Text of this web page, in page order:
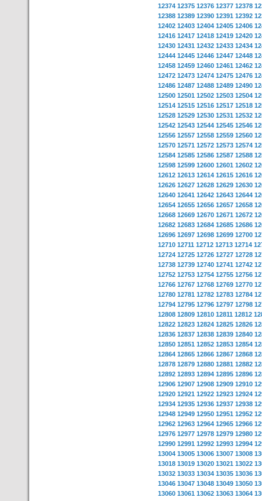
12374 12375 12376 12377 12378
12388 12389 12390 12391 12392
12402 12403 12404 12405 12406
12416 12417 12418 12419 12420
12430 12431 12432 12433 12434
12444 12445 12446 12447 12448
12458 12459 12460 12461 12462
12472 12473 12474 12475 12476
12486 12487 12488 12489 12490
12500 12501 12502 12503 12504
12514 12515 12516 12517 12518
12528 12529 12530 12531 12532
12542 12543 12544 12545 12546
12556 12557 12558 12559 12560
12570 12571 12572 12573 12574
12584 12585 12586 12587 12588
12598 12599 12600 12601 12602
12612 12613 12614 12615 12616
12626 12627 12628 12629 12630
12640 12641 12642 12643 12644
12654 12655 12656 12657 12658
12668 12669 12670 12671 12672
12682 12683 12684 12685 12686
12696 12697 12698 12699 12700
12710 12711 12712 12713 12714
12724 12725 12726 12727 12728
12738 12739 12740 12741 12742
12752 12753 12754 12755 12756
12766 12767 12768 12769 12770
12780 12781 12782 12783 12784
12794 12795 12796 12797 12798
12808 12809 12810 12811 12812
12822 12823 12824 12825 12826
12836 12837 12838 12839 12840
12850 12851 12852 12853 12854
12864 12865 12866 12867 12868
12878 12879 12880 12881 12882
12892 12893 12894 12895 12896
12906 12907 12908 12909 12910
12920 12921 12922 12923 12924
12934 12935 12936 12937 12938
12948 12949 12950 12951 12952
12962 12963 12964 12965 12966
12976 12977 12978 12979 12980
12990 12991 12992 12993 12994
13004 13005 13006 13007 13008
13018 13019 13020 13021 13022
13032 13033 13034 13035 13036
13046 13047 13048 13049 13050
13060 13061 13062 13063 13064